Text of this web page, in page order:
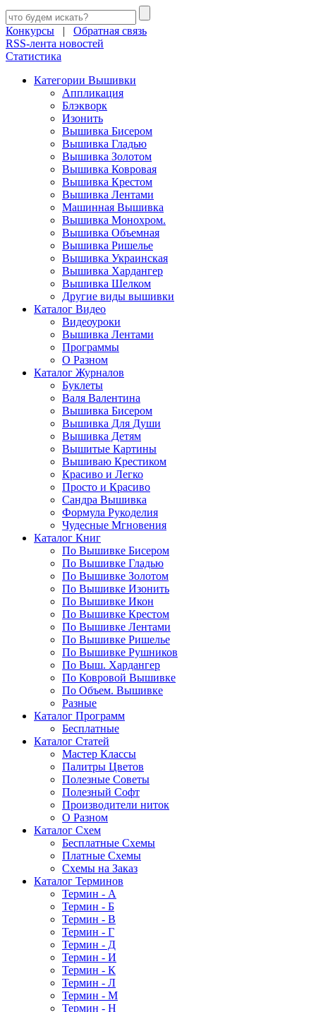
Конкурсы | Обратная связь
RSS-лента новостей
Статистика
Категории Вышивки
Аппликация
Блэкворк
Изонить
Вышивка Бисером
Вышивка Гладью
Вышивка Золотом
Вышивка Ковровая
Вышивка Крестом
Вышивка Лентами
Машинная Вышивка
Вышивка Монохром.
Вышивка Объемная
Вышивка Ришелье
Вышивка Украинская
Вышивка Хардангер
Вышивка Шелком
Другие виды вышивки
Каталог Видео
Видеоуроки
Вышивка Лентами
Программы
О Разном
Каталог Журналов
Буклеты
Валя Валентина
Вышивка Бисером
Вышивка Для Души
Вышивка Детям
Вышитые Картины
Вышиваю Крестиком
Красиво и Легко
Просто и Красиво
Сандра Вышивка
Формула Рукоделия
Чудесные Мгновения
Каталог Книг
По Вышивке Бисером
По Вышивке Гладью
По Вышивке Золотом
По Вышивке Изонить
По Вышивке Икон
По Вышивке Крестом
По Вышивке Лентами
По Вышивке Ришелье
По Вышивке Рушников
По Выш. Хардангер
По Ковровой Вышивке
По Объем. Вышивке
Разные
Каталог Программ
Бесплатные
Каталог Статей
Мастер Классы
Палитры Цветов
Полезные Советы
Полезный Софт
Производители ниток
О Разном
Каталог Схем
Бесплатные Схемы
Платные Схемы
Схемы на Заказ
Каталог Терминов
Термин - А
Термин - Б
Термин - В
Термин - Г
Термин - Д
Термин - И
Термин - К
Термин - Л
Термин - М
Термин - Н